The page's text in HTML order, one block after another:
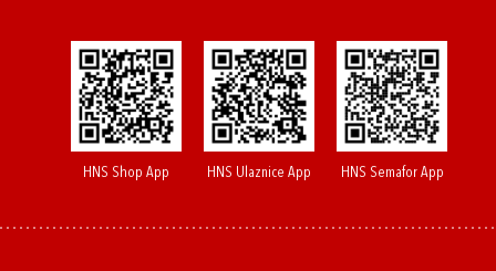
HNS Shop App HNS Ulaznice App HNS Semafor App